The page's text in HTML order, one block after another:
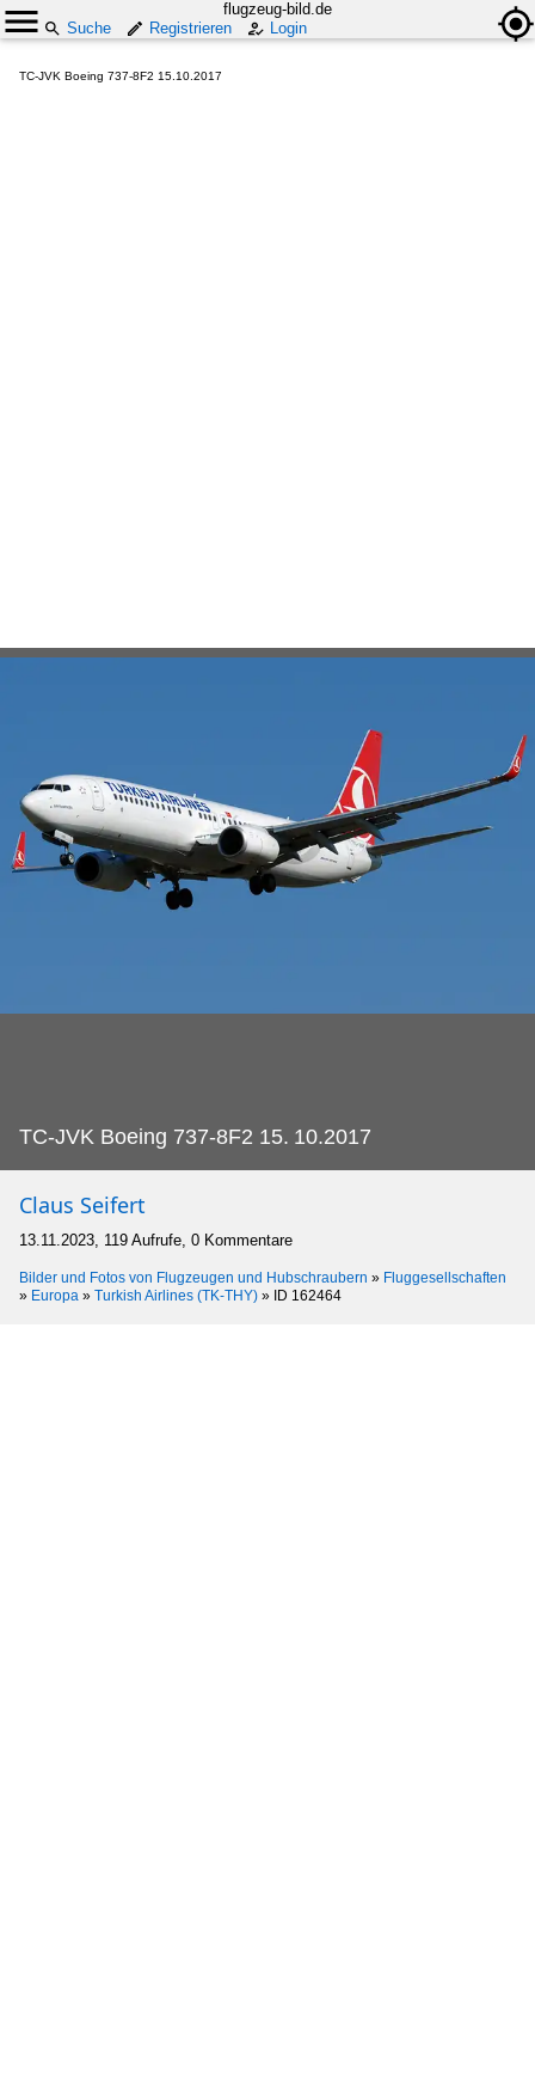
flugzeug-bild.de
Suche
Registrieren Login
TC-JVK Boeing 737-8F2 15.10.2017
TC-JVK Boeing 737-8F2 15. 10.2017
Claus Seifert
13.11.2023, 119 Aufrufe, 0 Kommentare
Bilder und Fotos von Flugzeugen und Hubschraubern » Fluggesellschaften
» Europa » Turkish Airlines (TK-THY) » ID 162464